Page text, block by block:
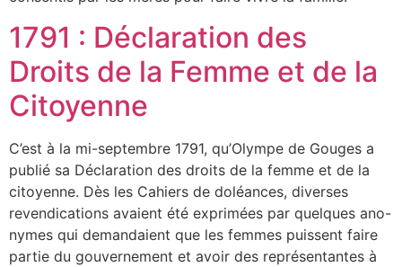
1791 : Déclaration des
Droits de la Femme et de la
Citoyenne
C’est à la mi-septembre 1791, qu’Olympe de Gouges a
publié sa Déclaration des droits de la femme et de la
citoyenne. Dès les Cahiers de doléances, diverses
revendications avaient été exprimées par quelques ano-
nymes qui demandaient que les femmes puissent faire
partie du gouvernement et avoir des représentantes à